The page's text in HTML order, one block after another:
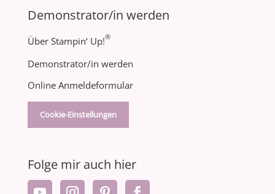
Demonstrator/in werden
Über Stampin‘ Up!®
Demonstrator/in werden
Online Anmeldeformular
Cookie-Einstellungen
Folge mir auch hier